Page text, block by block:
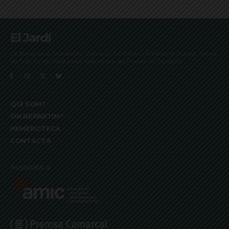
El Jardí
La Bonanova, Monterols, Galvany, Turó Parc, el Farró, el Putxet, Sarrià,
les Tres Torres, Pedralbes, Vallvidrera, les Planes i el Tibidabo
QUI SOM?
ON REPARTIM?
HEMEROTECA
CONTACTA
Associats a: